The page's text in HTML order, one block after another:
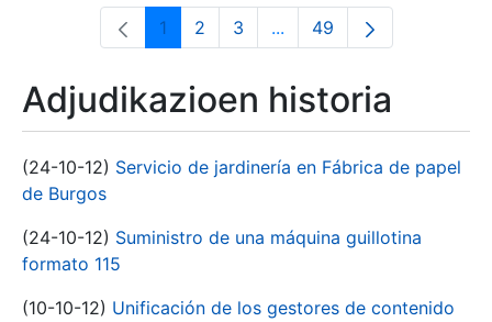
Orrialdea
1 Orrialdea
2 Orrialdea
3 ...Intermediate Pages Use
Orrialdea
49
Adjudikazioen historia
(24-10-12) Servicio de jardinería en Fábrica de papel
de Burgos
(24-10-12) Suministro de una máquina guillotina
formato 115
(10-10-12) Unificación de los gestores de contenido